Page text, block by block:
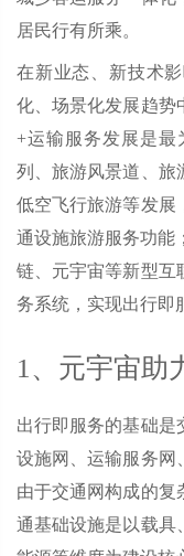
居民行有所乘。
在新业态、新技术
化、场景化发展趋势
+运输服务发展是
列、旅游风景道、旅
低空飞行旅游等发展
通设施旅游服务功能
链、元宇宙等新型互
务系统，实现出行即
1、元宇宙助
出行即服务的基础是
设施网、运输服务网
由于交通网构成的复
通基础设施是以载具